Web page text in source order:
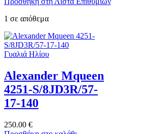
1 σε απόθεμα
Γυαλιά Ηλίου
Alexander Mqueen
4251-S/8JD3R/57-
17-140
250.00 €